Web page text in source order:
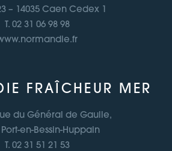
– 14035 Caen Cedex 1
T. 02 31 06 98 98
FRAÎCHEUR MER
du Général de Gaulle,
Port-en-Bessin-Huppain
T. 02 31 51 21 53